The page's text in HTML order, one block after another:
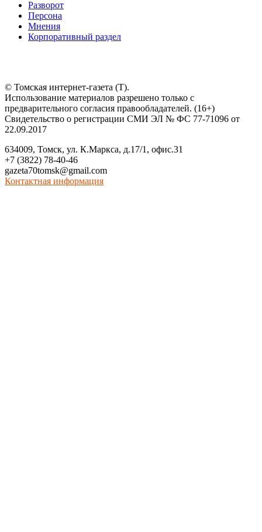
Разворот
Персона
Мнения
Корпоративный раздел
© Томская интернет-газета (Т).
Использование материалов разрешено только с
предварительного согласия правообладателей. (16+)
Свидетельство о регистрации СМИ ЭЛ № ФС 77-71096 от
22.09.2017
634009, Томск, ул. К.Маркса, д.17/1, офис.31
+7 (3822) 78-40-46
gazeta70tomsk@gmail.com
Контактная информация